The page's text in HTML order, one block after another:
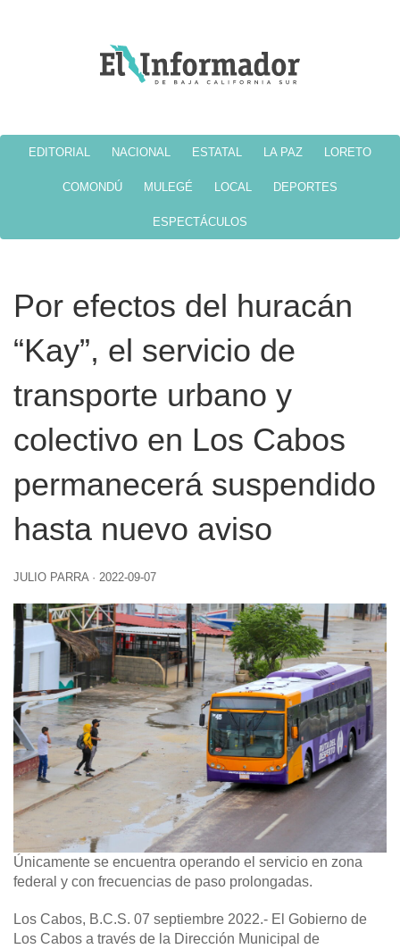
EDITORIAL NACIONAL ESTATAL LA PAZ LORETO
COMONDÚ MULEGÉ LOCAL DEPORTES
ESPECTÁCULOS
Por efectos del huracán
“Kay”, el servicio de
transporte urbano y
colectivo en Los Cabos
permanecerá suspendido
hasta nuevo aviso
JULIO PARRA · 2022-09-07
Únicamente se encuentra operando el servicio en zona
federal y con frecuencias de paso prolongadas.
Los Cabos, B.C.S. 07 septiembre 2022.- El Gobierno de
Los Cabos a través de la Dirección Municipal de